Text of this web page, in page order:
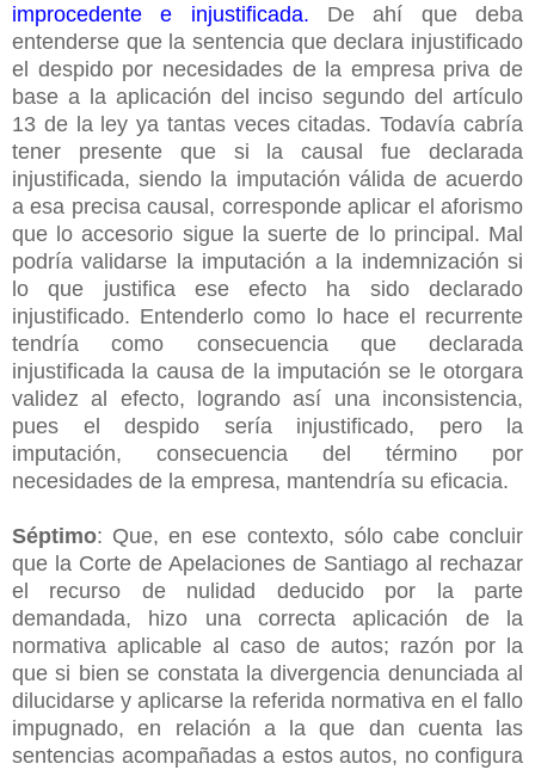
improcedente e injustificada. De ahí que deba
entenderse que la sentencia que declara injustificado
el despido por necesidades de la empresa priva de
base a la aplicación del inciso segundo del artículo
13 de la ley ya tantas veces citadas. Todavía cabría
tener presente que si la causal fue declarada
injustificada, siendo la imputación válida de acuerdo
a esa precisa causal, corresponde aplicar el aforismo
que lo accesorio sigue la suerte de lo principal. Mal
podría validarse la imputación a la indemnización si
lo que justifica ese efecto ha sido declarado
injustificado. Entenderlo como lo hace el recurrente
tendría como consecuencia que declarada
injustificada la causa de la imputación se le otorgara
validez al efecto, logrando así una inconsistencia,
pues el despido sería injustificado, pero la
imputación, consecuencia del término por
necesidades de la empresa, mantendría su eficacia.
Séptimo: Que, en ese contexto, sólo cabe concluir
que la Corte de Apelaciones de Santiago al rechazar
el recurso de nulidad deducido por la parte
demandada, hizo una correcta aplicación de la
normativa aplicable al caso de autos; razón por la
que si bien se constata la divergencia denunciada al
dilucidarse y aplicarse la referida normativa en el fallo
impugnado, en relación a la que dan cuenta las
sentencias acompañadas a estos autos, no configura